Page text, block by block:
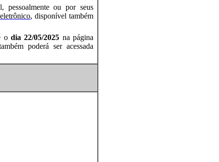
pessoalmente ou por seus
, disponível também
o dia 22/05/2025 na página
poderá ser acessada